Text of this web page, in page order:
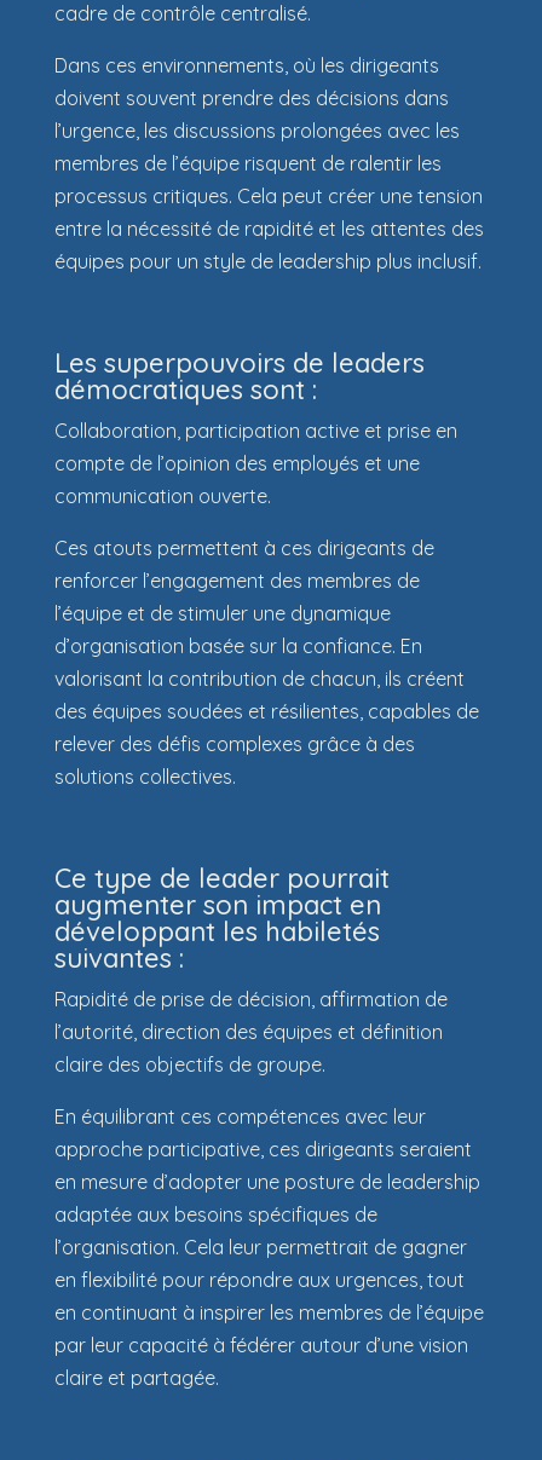
cadre de contrôle centralisé.
Dans ces environnements, où les dirigeants
doivent souvent prendre des décisions dans
l’urgence, les discussions prolongées avec les
membres de l’équipe risquent de ralentir les
processus critiques. Cela peut créer une tension
entre la nécessité de rapidité et les attentes des
équipes pour un style de leadership plus inclusif.
Les superpouvoirs de leaders
démocratiques sont :
Collaboration, participation active et prise en
compte de l’opinion des employés et une
communication ouverte.
Ces atouts permettent à ces dirigeants de
renforcer l’engagement des membres de
l’équipe et de stimuler une dynamique
d’organisation basée sur la confiance. En
valorisant la contribution de chacun, ils créent
des équipes soudées et résilientes, capables de
relever des défis complexes grâce à des
solutions collectives.
Ce type de leader pourrait
augmenter son impact en
développant les habiletés
suivantes :
Rapidité de prise de décision, affirmation de
l’autorité, direction des équipes et définition
claire des objectifs de groupe.
En équilibrant ces compétences avec leur
approche participative, ces dirigeants seraient
en mesure d’adopter une posture de leadership
adaptée aux besoins spécifiques de
l’organisation. Cela leur permettrait de gagner
en flexibilité pour répondre aux urgences, tout
en continuant à inspirer les membres de l’équipe
par leur capacité à fédérer autour d’une vision
claire et partagée.